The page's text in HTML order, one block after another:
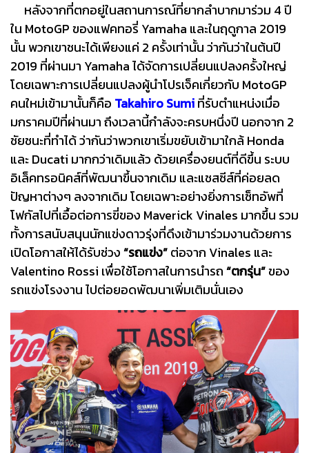
หลังจากที่ตกอยู่ในสถานการณ์ที่ยากลำบากมาร่วม 4 ปี
ใน MotoGP ของแฟคทอรี่ Yamaha และในฤดูกาล 2019
นั้น พวกเขาชนะได้เพียงแค่ 2 ครั้งเท่านั้น ว่ากันว่าในต้นปี
2019 ที่ผ่านมา Yamaha ได้จัดการเปลี่ยนแปลงครั้งใหญ่
โดยเฉพาะการเปลี่ยนแปลงผู้นำโปรเจ็คเกี่ยวกับ MotoGP
คนใหม่เข้ามานั้นก็คือ Takahiro Sumiที่รับตำแหน่งเมื่อ
มกราคมปีที่ผ่านมา ถึงเวลานี้กำลังจะครบหนึ่งปี นอกจาก 2
ชัยชนะที่ทำได้ ว่ากันว่าพวกเขาเริ่มขยับเข้ามาใกล้ Honda
และ Ducati มากกว่าเดิมแล้ว ด้วยเครื่องยนต์ที่ดีขึ้น ระบบ
อิเล็คทรอนิคส์ที่พัฒนาขึ้นจากเดิม และแชสซีส์ที่ค่อยลด
ปัญหาต่างๆ ลงจากเดิม โดยเฉพาะอย่างยิ่งการเซ็ทอัพที่
โฟกัสไปที่เอื้อต่อการขี่ของ Maverick Vinales มากขึ้น รวม
ทั้งการสนับสนุนนักแข่งดาวรุ่งที่ดึงเข้ามาร่วมงานด้วยการ
เปิดโอกาสให้ได้รับช่วง“รถแข่ง”ต่อจาก Vinales และ
Valentino Rossi เพื่อใช้โอกาสในการนำรถ“ตกรุ่น”ของ
รถแข่งโรงงาน ไปต่อยอดพัฒนาเพิ่มเติมนั่นเอง